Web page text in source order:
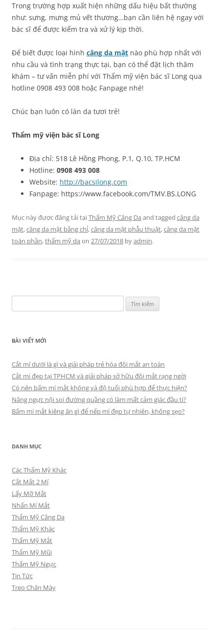
Trong trường hợp xuất hiện những dấu hiệu bất thường
như: sưng, mưng mủ vết thương…bạn cần liên hệ ngay với
bác sĩ để được kiểm tra và xử lý kịp thời.
Để biết được loại hình căng da mặt nào phù hợp nhất với
nhu cầu và tình trạng thực tại, bạn có thể đặt lịch thăm
khám – tư vấn miễn phí với Thẩm mỹ viện bác sĩ Long qua
hotline 0908 493 008 hoặc Fanpage nhé!
Chúc bạn luôn có làn da tươi trẻ!
Thẩm mỹ viện bác sĩ Long
Địa chỉ: 518 Lê Hồng Phong, P.1, Q.10, TP.HCM
Hotline: 0908 493 008
Website: http://bacsilong.com
Fanpage: https://www.facebook.com/TMV.BS.LONG
Mục này được đăng tải tạiThẩm Mỹ Căng Da and tagged căng da
mặt,căng da mặt bằng chỉ,căng da mặt phẫu thuật,căng da mặt
toàn phần,thẩm mỹ da on 27/07/2018 byadmin.
kiếm
BÀI VIẾT MỚI
Cắt mí dưới là gì và giải pháp trẻ hóa đôi mắt an toàn
Cắt mí đẹp tại TPHCM và giải pháp sở hữu đôi mắt rạng ngời
Có nên bấm mí mắt không và độ tuổi phù hợp để thực hiện?
Nâng ngực nội soi đường quầng có làm mất cảm giác đầu ti?
Bấm mí mắt kiêng ăn gì để nếp mí đẹp tự nhiên, không sẹo?
DANH MỤC
Các Thẩm Mỹ Khác
Cắt Mắt 2 Mí
Lấy Mỡ Mắt
Nhấn Mí Mắt
Thẩm Mỹ Căng Da
Thẩm Mỹ Khác
Thẩm Mỹ Mắt
Thẩm Mỹ Mũi
Thẩm Mỹ Ngực
Tin Tức
Treo Chân Mày